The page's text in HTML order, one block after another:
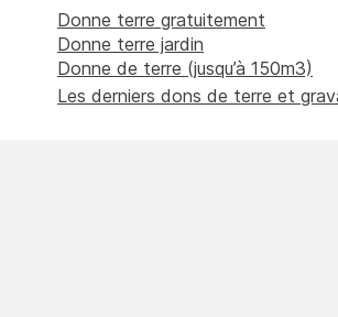
Donne terre gratuitement
Donne terre jardin
Donne de terre (jusqu’à 150m3)
Les derniers dons de terre et